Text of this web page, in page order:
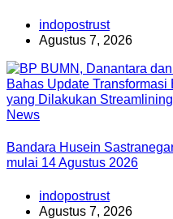
indopostrust
Agustus 7, 2026
News
Bandara Husein
mulai 14 Agustus 2026
indopostrust
Agustus 7, 2026